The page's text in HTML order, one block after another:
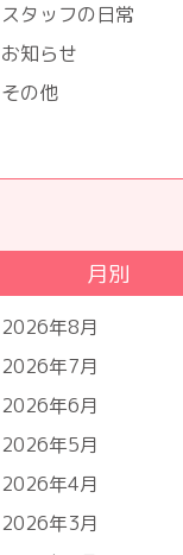
スタッフの日常
お知らせ
その他
月別
2026年8月
2026年7月
2026年6月
2026年5月
2026年4月
2026年3月